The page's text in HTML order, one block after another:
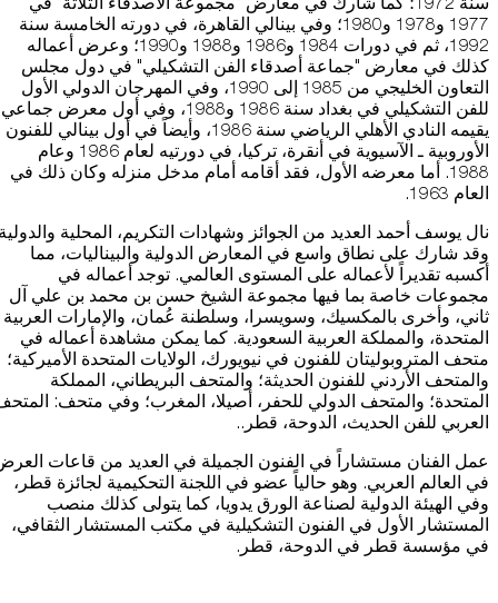
1977 و1978 و1980؛ وفي بينالي القاهرة، في دورته الخامسة سنة
1992، ثم في دورات 1984 و1986 و1988 و1990؛ وعرض أعماله
كذلك في معارض "جماعة أصدقاء الفن التشكيلي" في دول مجلس
التعاون الخليجي من 1985 إلى 1990، وفي المهرجان الدولي الأول
للفن التشكيلي في بغداد سنة 1986 و1988، وفي أول معرض جماعي
يقيمه النادي الأهلي الرياضي سنة 1986، وأيضاً في أول بينالي للفنون
الأوروبية ـ الآسيوية في أنقرة، تركيا، في دورتيه لعام 1986 وعام
1988. أما معرضه الأول، فقد أقامه أمام مدخل منزله وكان ذلك في
العام 1963.
نال يوسف أحمد العديد من الجوائز وشهادات التكريم، المحلية
وقد شارك على نطاق واسع في المعارض الدولية والبيناليات، مما
أكسبه تقديراً لأعماله على المستوى العالمي. توجد أعماله في
مجموعات خاصة بما فيها مجموعة الشيخ حسن بن محمد بن علي آل
ثاني، وأخرى بالمكسيك، وسويسرا، وسلطنة عُمان، والإمارات العربية
المتحدة، والمملكة العربية السعودية. كما يمكن مشاهدة أعماله في
متحف المتروبوليتان للفنون في نيويورك، الولايات المتحدة الأميركية؛
والمتحف الأردني للفنون الحديثة؛ والمتحف البريطاني، المملكة
المتحدة؛ والمتحف الدولي للحفر، أصيلا، المغرب؛ وفي متحف:
العربي للفن الحديث، الدوحة، قطر..
عمل الفنان مستشاراً في الفنون الجميلة في العديد من قاعات
في العالم العربي. وهو حالياً عضو في اللجنة التحكيمية لجائزة قطر،
وفي الهيئة الدولية لصناعة الورق يدويا، كما يتولى كذلك منصب
المستشار الأول في الفنون التشكيلية في مكتب المستشار الثقافي،
في مؤسسة قطر في الدوحة، قطر.